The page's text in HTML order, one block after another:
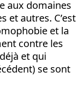
aux domaines
et autres. C’est
et la
contre les
et qui
se sont